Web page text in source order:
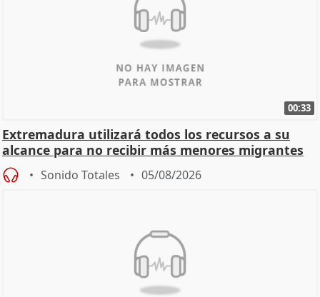
00:33
Extremadura utilizará todos los recursos a su
alcance para no recibir más menores migrantes
Sonido Totales 05/08/2026